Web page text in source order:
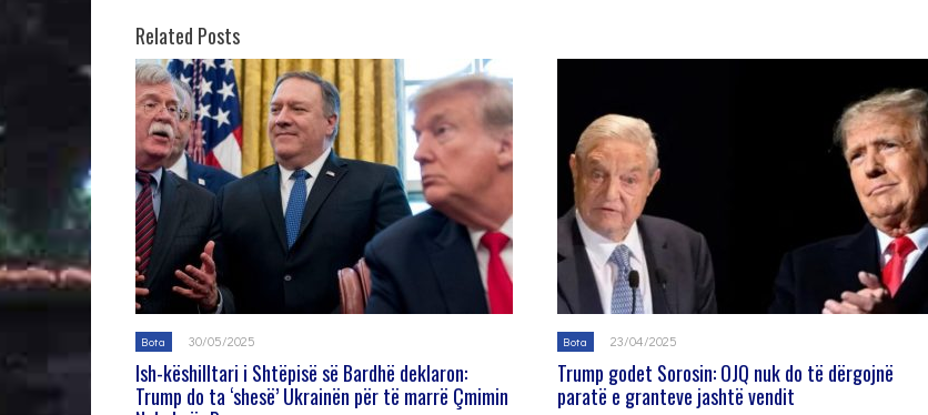
Related Posts
Bota 30/05/2025
Ish-këshilltari i Shtëpisë së Bardhë deklaron:
Trump do ta ‘shesë’ Ukrainën për të marrë Çmimin
Bota 23/04/2025
Trump godet Sorosin: OJQ nuk do të dërgojnë
paratë e granteve jashtë vendit